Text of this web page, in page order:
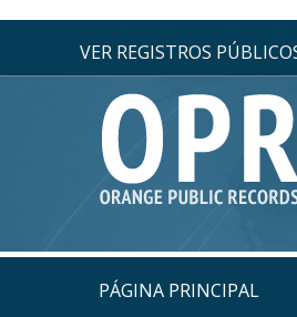
VER REGISTROS
PÁGINA PRINCIPAL